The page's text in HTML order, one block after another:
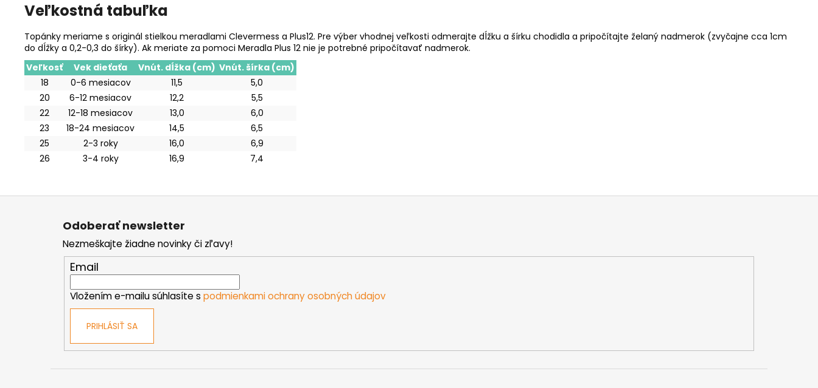
Veľkostná tabuľka
Topánky meriame s originál stielkou meradlami Clevermess a Plus12. Pre výber vhodnej veľkosti odmerajte dĺžku a šírku chodidla a pripočítajte želaný nadmerok (zvyčajne cca 1cm
do dĺžky a 0,2-0,3 do šírky). Ak meriate za pomoci Meradla Plus 12 nie je potrebné pripočítavať nadmerok.
Veľkosť
Vek dieťaťa Vnút. dĺžka (cm) Vnút. šírka (cm)
18
0-6 mesiacov 11,5
5,0
20
6-12 mesiacov 12,2
5,5
22
12-18 mesiacov 13,0
6,0
23
18-24 mesiacov 14,5
6,5
25
2-3 roky 16,0
6,9
26
3-4 roky 16,9 7,4
Odoberať newsletter
Nezmeškajte žiadne novinky či zľavy!
Email
Vložením e-mailu súhlasíte s podmienkami ochrany osobných údajov
PRIHLÁSIŤ SA